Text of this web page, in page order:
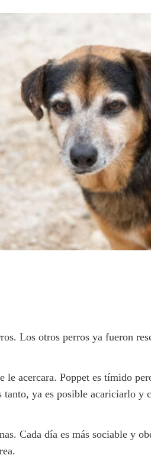
Los otros perros ya fueron
acercara. Poppet es tímido
ya es posible acariciarlo y
Cada día es más sociable y